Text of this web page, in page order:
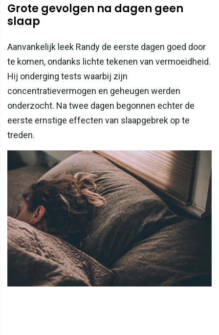
Grote gevolgen na dagen geen
slaap
Aanvankelijk leek Randy de eerste dagen goed door
te komen, ondanks lichte tekenen van vermoeidheid.
Hij onderging tests waarbij zijn
concentratievermogen en geheugen werden
onderzocht. Na twee dagen begonnen echter de
eerste ernstige effecten van slaapgebrek op te
treden.